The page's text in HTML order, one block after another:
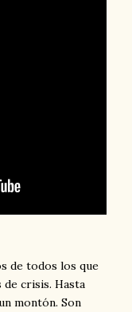
de todos los que
crisis. Hasta
montón. Son